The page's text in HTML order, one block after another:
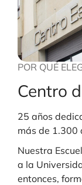
POR QUÉ
Centro
25 años
más de 1.300
Nuestra
a la
entonces,